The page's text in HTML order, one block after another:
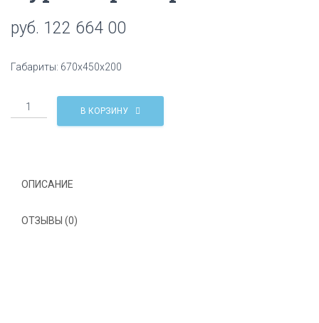
руб. 122 664 00
Габариты: 670х450х200
Количество
Курна
В КОРЗИНУ
ОПИСАНИЕ
ОТЗЫВЫ (0)